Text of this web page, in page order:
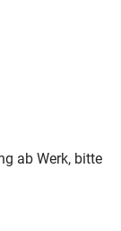
ab Werk, bitte